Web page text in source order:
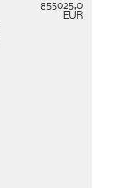
855025,0
EUR